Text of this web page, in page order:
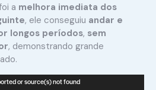
a melhora imediata dos
, ele conseguiu andar e
longos períodos, sem
, demonstrando grande
or source(s) not found